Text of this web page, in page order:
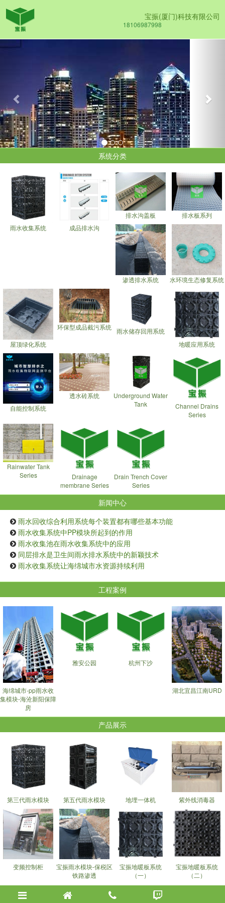
宝振(厦门)科技有限公司
18106987998
Previous
系统分类
雨水收集系统 成品排水沟
排水沟盖板 排水板系列
渗透排水系统 水环境生态修复系统
屋顶绿化系统
环保型成品截污系统 雨水储存回用系统
地暖应用系统
自能控制系统
透水砖系统
Underground Water
Tank
Channel Drains
Series
Rainwater Tank
Series
Drainage
membrane Series
Drain Trench Cover
Series
新闻中心
雨水回收综合利用系统每个装置都有哪些基本功能
雨水收集系统中PP模块所起到的作用
雨水收集池在雨水收集系统中的应用
同层排水是卫生间雨水排水系统中的新颖技术
雨水收集系统让海绵城市水资源持续利用
工程案例
海绵城市-pp雨水收
集模块-海沧新阳保障
房
雅安公园 杭州下沙
湖北宜昌江南URD
产品展示
第三代雨水模块 第五代雨水模块 地埋一体机 紫外线消毒器
变频控制柜
宝振雨水模块-保税区
铁路渗透
宝振地暖板系统
（一）
宝振地暖板系统
（二）